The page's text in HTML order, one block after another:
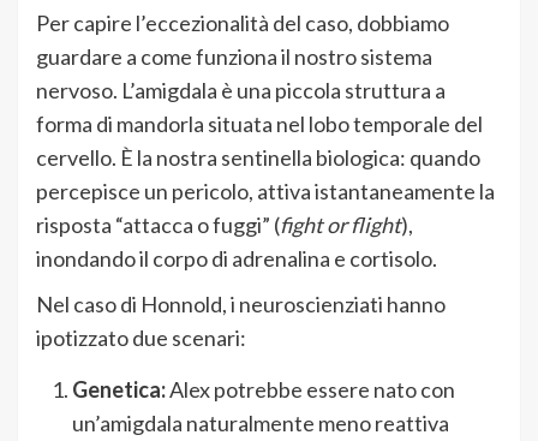
Per capire l’eccezionalità del caso, dobbiamo
guardare a come funziona il nostro sistema
nervoso. L’amigdala è una piccola struttura a
forma di mandorla situata nel lobo temporale del
cervello. È la nostra sentinella biologica: quando
percepisce un pericolo, attiva istantaneamente la
risposta “attacca o fuggi” (fight or flight),
inondando il corpo di adrenalina e cortisolo.
Nel caso di Honnold, i neuroscienziati hanno
ipotizzato due scenari:
Genetica:Alex potrebbe essere nato con
un’amigdala naturalmente meno reattiva